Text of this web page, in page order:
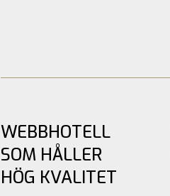
WEBBHOTELL
SOM HÅLLER
HÖG KVALITET